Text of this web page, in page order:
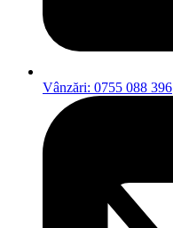
Vânzări: 0755 088 396